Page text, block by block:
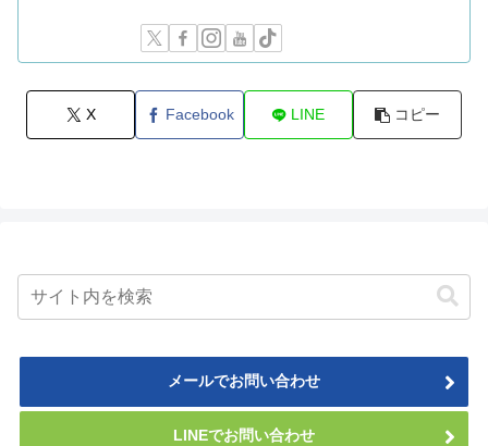
X Facebook LINE コピー
メールでお問い合わせ
LINEでお問い合わせ